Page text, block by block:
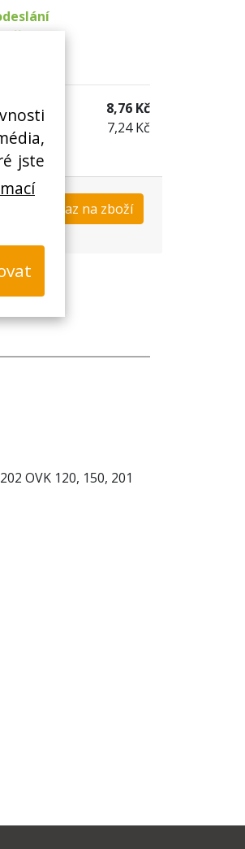
jste
25 ks
8,76 Kč
7,24 Kč
Dotaz na zboží
OVK 120, 150, 201